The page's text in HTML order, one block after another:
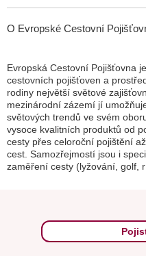
O Evropské Cestovní
Evropská Cestovní Pojišťovna
cestovních pojišťoven a
rodiny největší světové
mezinárodní zázemí jí
světových trendů ve svém
vysoce kvalitních produktů od
cesty přes celoroční pojištění
cest. Samozřejmostí jsou i
zaměření cesty (lyžování, golf,